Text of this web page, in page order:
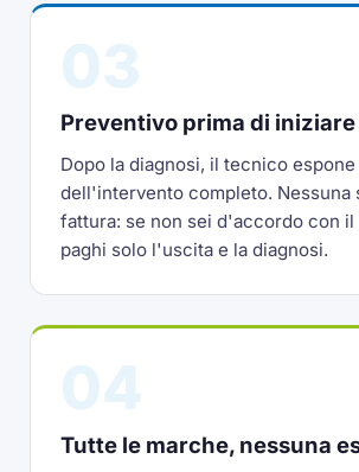
Preventivo prima di iniziare
Dopo la diagnosi, il tecnico
dell'intervento completo. Nessuna
fattura: se non sei d'accordo con il
paghi solo l'uscita e la diagnosi.
Tutte le marche, nessuna